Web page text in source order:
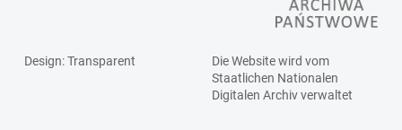
Design: Transparent
Die Website wird vom
Staatlichen Nationalen
Digitalen Archivverwaltet